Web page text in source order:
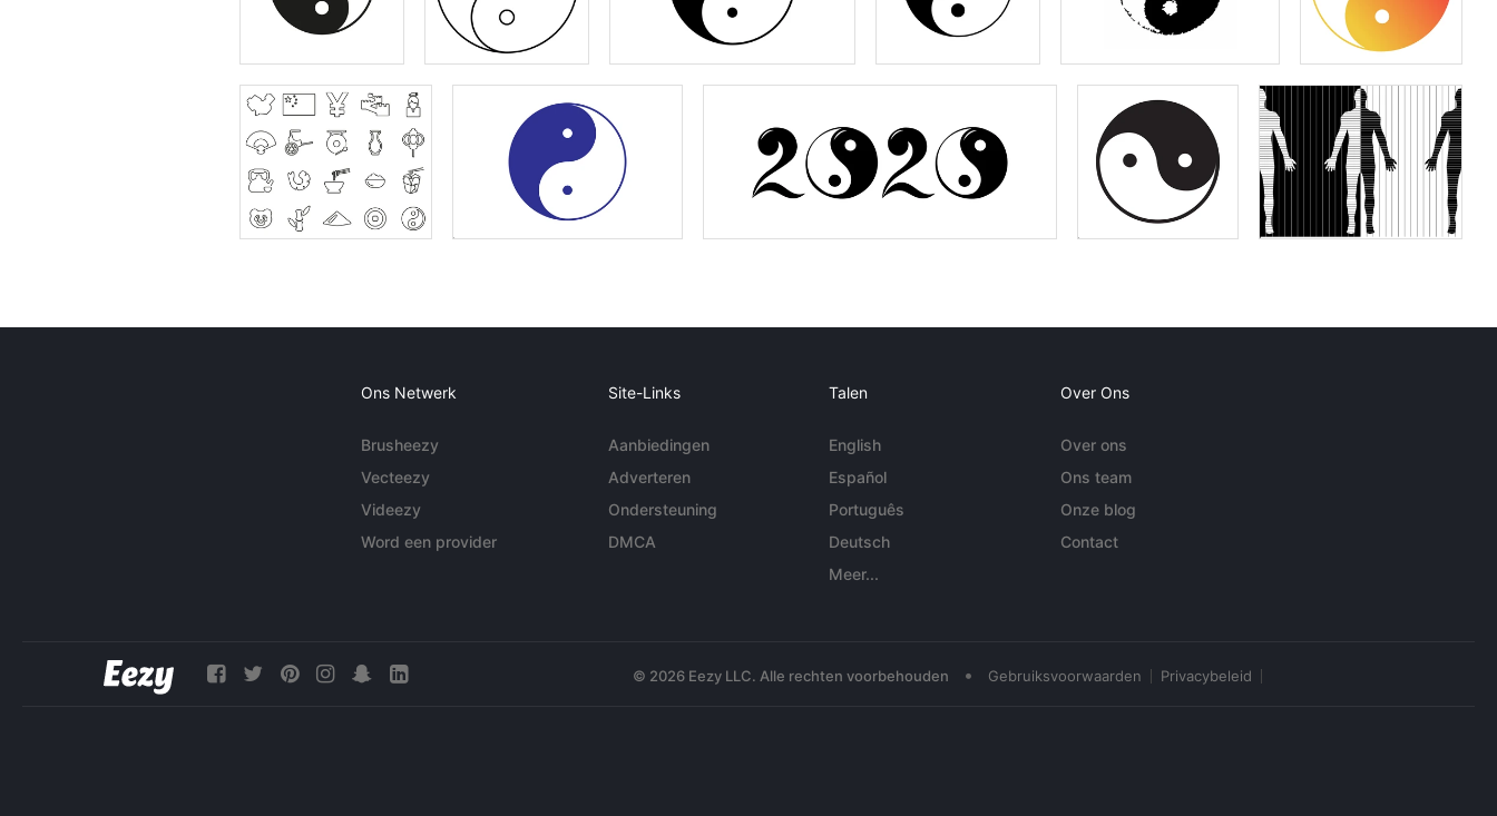
Ons Netwerk
Brusheezy
Vecteezy
Videezy
Word een provider
Site-Links
Aanbiedingen
Adverteren
Ondersteuning
DMCA
Talen
English
Español
Português
Deutsch
Meer...
Over Ons
Over ons
Ons team
Onze blog
Contact
© 2026 Eezy LLC. Alle rechten voorbehouden • Gebruiksvoorwaarden Privacybeleid